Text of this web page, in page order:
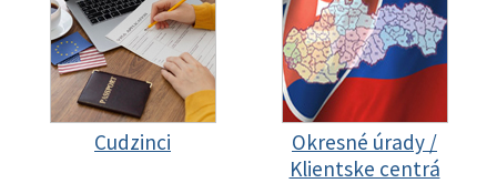
Cudzinci
Okresné úrady /
Klientske centrá